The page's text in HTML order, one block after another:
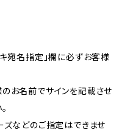
宛名指定」欄に必ずお客様
お名前でサインを記載させ
ズなどのご指定はできませ